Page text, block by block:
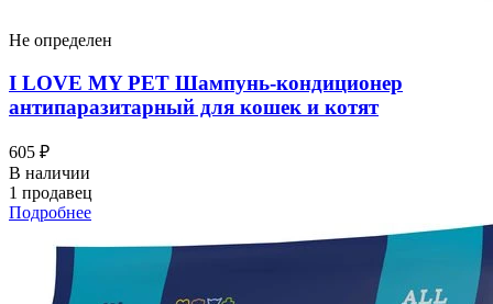
Не определен
I LOVЕ MY PET Шампунь-кондиционер
антипаразитарный для кошек и котят
605 ₽
В наличии
1 продавец
Подробнее